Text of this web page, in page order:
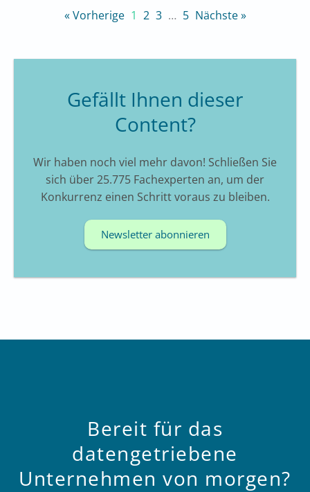
« Vorherige 1 2 3 … 5 Nächste »
Gefällt Ihnen dieser
Content?
Wir haben noch viel mehr davon! Schließen Sie
sich über 25.775 Fachexperten an, um der
Konkurrenz einen Schritt voraus zu bleiben.
Newsletter abonnieren
Bereit für das
datengetriebene
Unternehmen von morgen?